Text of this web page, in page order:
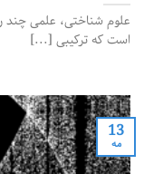
علوم شناختی، علمی چند
است که ترکیبی [...]
13
مه